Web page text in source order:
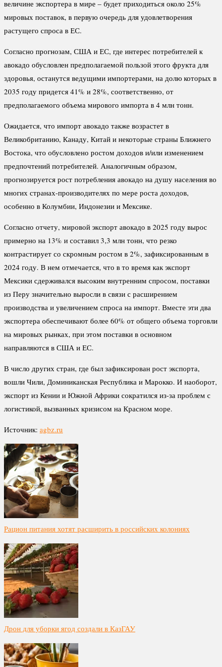
величине экспортера в мире – будет приходиться около 25%
мировых поставок, в первую очередь для удовлетворения
растущего спроса в ЕС.
Согласно прогнозам, США и ЕС, где интерес потребителей к
авокадо обусловлен предполагаемой пользой этого фрукта для
здоровья, останутся ведущими импортерами, на долю которых в
2035 году придется 41% и 28%, соответственно, от
предполагаемого объема мирового импорта в 4 млн тонн.
Ожидается, что импорт авокадо также возрастет в
Великобританию, Канаду, Китай и некоторые страны Ближнего
Востока, что обусловлено ростом доходов и/или изменением
предпочтений потребителей. Аналогичным образом,
прогнозируется рост потребления авокадо на душу населения во
многих странах-производителях по мере роста доходов,
особенно в Колумбии, Индонезии и Мексике.
Согласно отчету, мировой экспорт авокадо в 2025 году вырос
примерно на 13% и составил 3,3 млн тонн, что резко
контрастирует со скромным ростом в 2%, зафиксированным в
2024 году. В нем отмечается, что в то время как экспорт
Мексики сдерживался высоким внутренним спросом, поставки
из Перу значительно выросли в связи с расширением
производства и увеличением спроса на импорт. Вместе эти два
экспортера обеспечивают более 60% от общего объема торговли
на мировых рынках, при этом поставки в основном
направляются в США и ЕС.
В число других стран, где был зафиксирован рост экспорта,
вошли Чили, Доминиканская Республика и Марокко. И наоборот,
экспорт из Кении и Южной Африки сократился из-за проблем с
логистикой, вызванных кризисом на Красном море.
Источник: agbz.ru
Рацион питания хотят расширить в российских колониях
Дрон для уборки ягод создали в КазГАУ